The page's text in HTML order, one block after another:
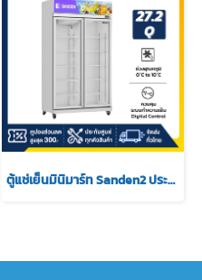
ตู้แช่เย็นมินิมาร์ท Sanden2 ประตู รุ่น YPC-1100 / YPC-1100/WH ขนาด 27.2Q สีขาว